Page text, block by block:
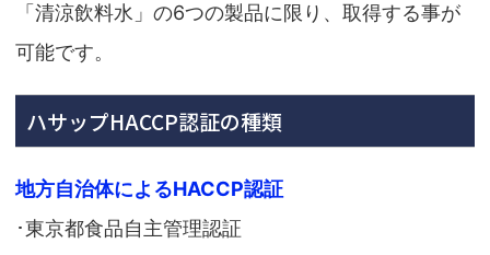
「清涼飲料水」の6つの製品に限り、取得する事が
可能です。
ハサップHACCP認証の種類
地方自治体によるHACCP認証
･東京都食品自主管理認証